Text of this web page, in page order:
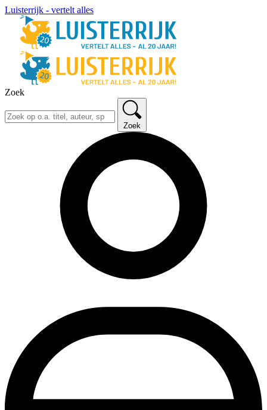
Luisterrijk - vertelt alles
Zoek
Zoek